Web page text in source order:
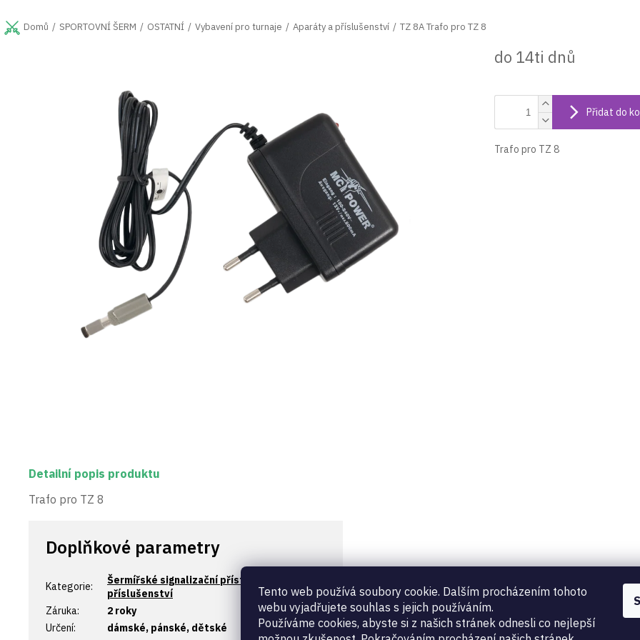
Tento web používá soubory cookie. Dalším procházením tohoto
webu vyjadřujete souhlas s jejich používáním.
Používáme cookies, abyste si z našich stránek odnesli co nejlepší
na
obsahDomů SPORTOVNÍ ŠERM OSTATNÍ Vybavení pro turnaje Aparáty a příslušenství TZ 8A Trafo pro TZ 8
do 14ti dnů
Přidat do
Trafo pro TZ 8
Detailní popis produktu
Trafo pro TZ 8
Doplňkové parametry
Kategorie:
Šermířské signalizační přístroje - aparáty a
příslušenství
Záruka:
2 roky
Určení:
dámské, pánské, dětské